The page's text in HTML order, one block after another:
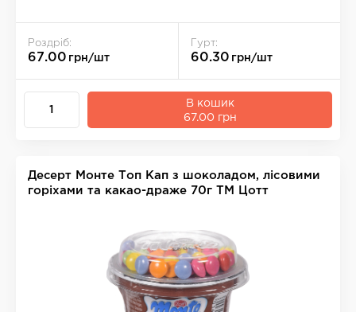
Роздріб:
67.00 грн/шт
Гурт:
60.30 грн/шт
В кошик
67.00 грн
Десерт Монте Топ Кап з шоколадом, лicовими
горіхами та какао-драже 70г ТМ Цотт